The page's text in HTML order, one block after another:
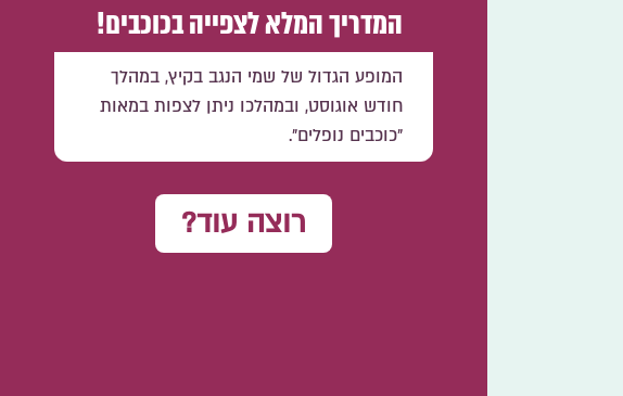
המדריך המלא לצפייה בכוכבים!
המופע הגדול של שמי הנגב בקיץ, במהלך
חודש אוגוסט, ובמהלכו ניתן לצפות במאות
״כוכבים נופלים״.
רוצה עוד?